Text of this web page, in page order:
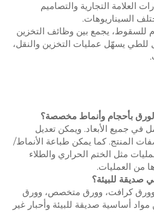
العلامة التجارية والتصاميم
السيناريوهات.
للسقوط، يجمع بين وظائف التخزين
للطي يسهّل عمليات التخزين والنقل،
بأحجام وأنماط مخصصة؟
في جميع الأبعاد. ويمكن تعديل
المنتج. كما يمكن طباعة الأنماط/
مثل الختم الحراري والطلاء
من العمليات.
صديقة للبيئة؟
وورق كرافت، وورق متخصص، وورق
أساسية صديقة للبيئة وأحبار غير